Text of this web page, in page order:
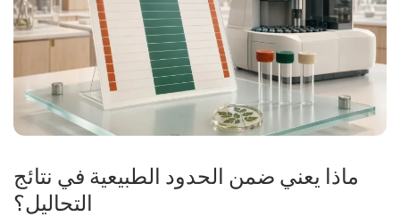
ماذا يعني ضمن الحدود الطبيعية في نتائج
التحاليل؟